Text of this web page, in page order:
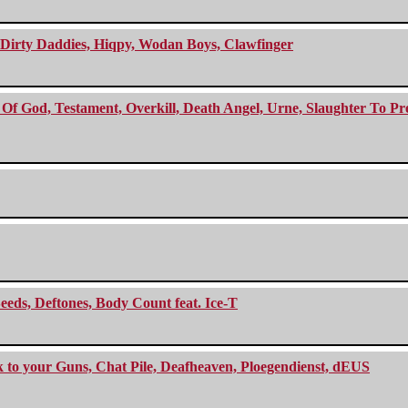
Daddies, Hiqpy, Wodan Boys, Clawfinger
God, Testament, Overkill, Death Angel, Urne, Slaughter To
Deftones, Body Count feat. Ice-T
your Guns, Chat Pile, Deafheaven, Ploegendienst, dEUS